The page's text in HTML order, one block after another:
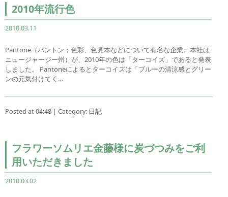
2010年流行色
2010.03.11
Pantone（パントン；色彩、色見本などについて有名な企業。本社は
ニュージャージー州）が、2010年の色は「ターコイズ」であると発表
しました。 Pantoneによるとターコイズは「ブルーの清涼感とグリー
ンの元気付けてく…
Posted at 04:48 | Category: 日記
フラワーソムリエ金藤様に炭づつみをご利
用いただきました
2010.03.02